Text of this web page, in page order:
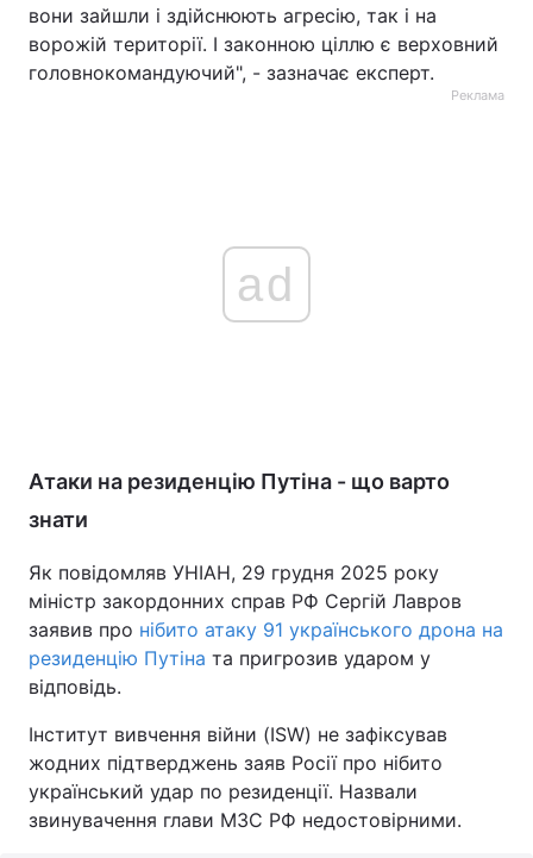
вони зайшли і здійснюють агресію, так і на
ворожій території. І законною ціллю є верховний
головнокомандуючий", - зазначає експерт.
Реклама
ad
Атаки на резиденцію Путіна - що варто
знати
Як повідомляв УНІАН, 29 грудня 2025 року
міністр закордонних справ РФ Сергій Лавров
заявив про нібито атаку 91 українського дрона на
резиденцію Путіна та пригрозив ударом у
відповідь.
Інститут вивчення війни (ISW) не зафіксував
жодних підтверджень заяв Росії про нібито
український удар по резиденції. Назвали
звинувачення глави МЗС РФ недостовірними.